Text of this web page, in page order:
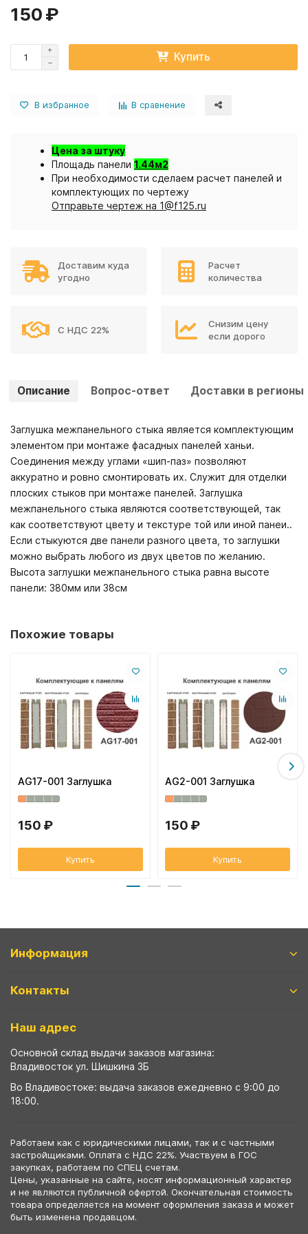
150 ₽
Купить
В избранное В сравнение
Цена за штуку
Площадь панели 1.44м2
При необходимости сделаем расчет панелей и
комплектующих по чертежу
Отправьте чертеж на 1@f125.ru
Доставим куда
угодно
Расчет
количества
С НДС 22%
Снизим цену
если дорого
Описание Вопрос-ответ Доставки в регионы
Заглушка межпанельного стыка является комплектующим
элементом при монтаже фасадных панелей ханьи.
Соединения между углами «шип-паз» позволяют
аккуратно и ровно смонтировать их. Служит для отделки
плоских стыков при монтаже панелей. Заглушка
межпанельного стыка являются соответствующей, так
как соответствуют цвету и текстуре той или иной панеи..
Если стыкуются две панели разного цвета, то заглушки
можно выбрать любого из двух цветов по желанию.
Высота заглушки межпанельного стыка равна высоте
панели: 380мм или 38см
Похожие товары
AG17-001 Заглушка
150 ₽
Купить
AG2-001 Заглушка
150 ₽
Купить
Информация
Контакты
Наш адрес
Основной склад выдачи заказов магазина:
Владивосток ул. Шишкина 3Б
Во Владивостоке: выдача заказов ежедневно с 9:00 до
18:00.
Работаем как с юридическими лицами, так и с частными
застройщиками. Оплата с НДС 22%. Участвуем в ГОС
закупках, работаем по СПЕЦ счетам.
Цены, указанные на сайте, носят информационный характер
и не являются публичной офертой. Окончательная стоимость
товара определяется на момент оформления заказа и может
быть изменена продавцом.